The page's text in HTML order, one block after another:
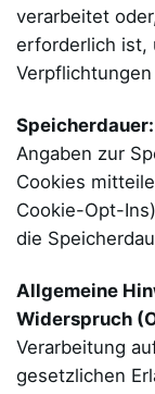
verarbeitet
erforderlich ist,
Speicherdauer:
Angaben zur
Cookies
Cookie-Opt-
die
Allgemeine
Widerspruch
Verarbeitung
gesetzlichen